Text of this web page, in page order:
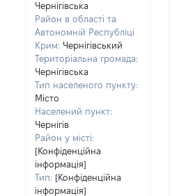
Чернігівська
Район в області та
Автономній Республіці
Крим: Чернігівський
Територіальна громада:
Чернігівська
Тип населеного пункту:
Місто
Населений пункт:
Чернігів
Район у місті:
[Конфіденційна
інформація]
Тип: [Конфіденційна
інформація]